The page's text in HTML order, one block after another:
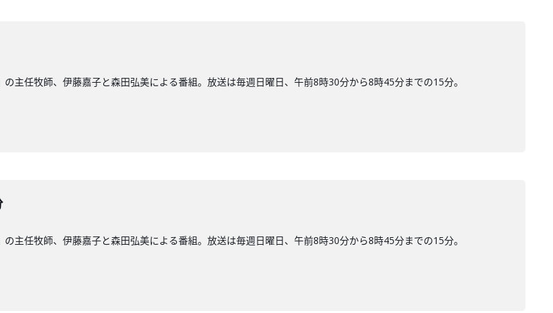
主任牧師、伊藤嘉子と森田弘美による番組。放送は毎週日曜日、午前8時30分から8時45分までの15分。
主任牧師、伊藤嘉子と森田弘美による番組。放送は毎週日曜日、午前8時30分から8時45分までの15分。